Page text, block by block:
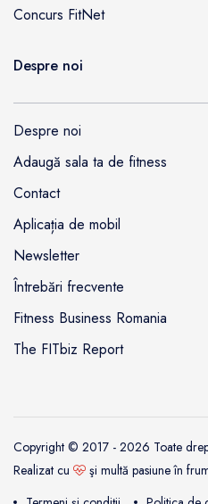
Concurs FitNet
Despre noi
Despre noi
Adaugă sala ta de fitness
Contact
Aplicația de mobil
Newsletter
Întrebări frecvente
Fitness Business Romania
The FITbiz Report
Copyright © 2017 - 2026 Toate
Realizat cu
şi multă pasiune în